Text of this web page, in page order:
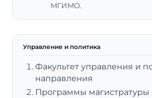
МГИМО.
Управление и политика
Факультет управления и
направления
Программы